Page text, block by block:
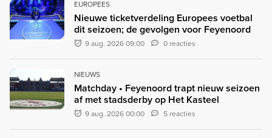
EUROPEES
Nieuwe ticketverdeling Europees voetbal
dit seizoen; de gevolgen voor Feyenoord
9 aug. 2026 09:00 0 reacties
NIEUWS
Matchday • Feyenoord trapt nieuw seizoen
af met stadsderby op Het Kasteel
9 aug. 2026 00:00 5 reacties